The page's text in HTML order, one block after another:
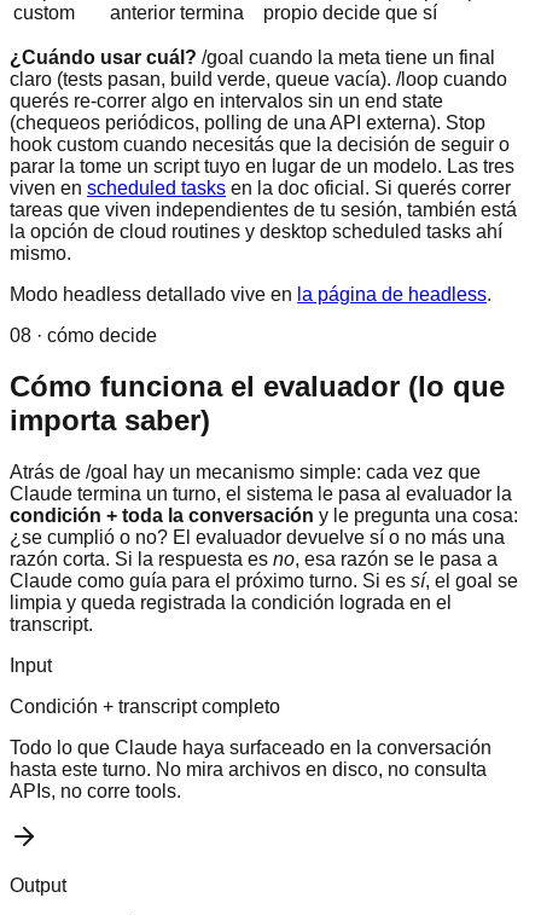
custom
anterior termina
propio decide que sí
¿Cuándo usar cuál? /goal cuando la meta tiene un final
claro (tests pasan, build verde, queue vacía). /loop cuando
querés re-correr algo en intervalos sin un end state
(chequeos periódicos, polling de una API externa). Stop
hook custom cuando necesitás que la decisión de seguir o
parar la tome un script tuyo en lugar de un modelo. Las tres
viven en scheduled tasks en la doc oficial. Si querés correr
tareas que viven independientes de tu sesión, también está
la opción de cloud routines y desktop scheduled tasks ahí
mismo.
Modo headless detallado vive en la página de headless.
08 · cómo decide
Cómo funciona el evaluador (lo que
importa saber)
Atrás de /goal hay un mecanismo simple: cada vez que
Claude termina un turno, el sistema le pasa al evaluador la
condición + toda la conversación y le pregunta una cosa:
¿se cumplió o no? El evaluador devuelve sí o no más una
razón corta. Si la respuesta es no, esa razón se le pasa a
Claude como guía para el próximo turno. Si es sí, el goal se
limpia y queda registrada la condición lograda en el
transcript.
Input
Condición + transcript completo
Todo lo que Claude haya surfaceado en la conversación
hasta este turno. No mira archivos en disco, no consulta
APIs, no corre tools.
Output